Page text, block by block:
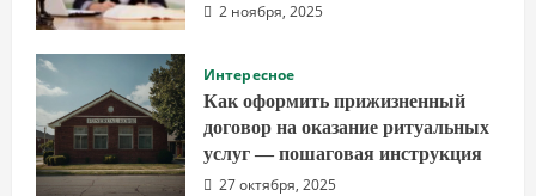
2 ноября, 2025
Интересное
Как оформить прижизненный
договор на оказание ритуальных
услуг — пошаговая инструкция
27 октября, 2025